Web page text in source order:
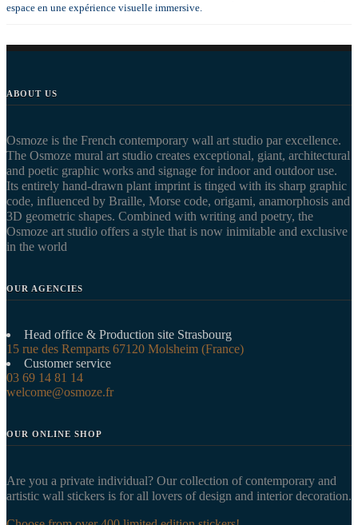
espace en une expérience visuelle immersive.
ABOUT US
Osmoze is the French contemporary wall art studio par excellence.
The Osmoze mural art studio creates exceptional, giant, architectural
and poetic graphic works and signage for indoor and outdoor use.
Its entirely hand-drawn plant imprint is tinged with its sharp graphic
code, influenced by Braille, Morse code, origami, anamorphosis and
3D geometric shapes. Combined with writing and poetry, the
Osmoze art studio offers a style that is now inimitable and exclusive
in the world
OUR AGENCIES
Head office & Production site Strasbourg
15 rue des Remparts 67120 Molsheim (France)
Customer service
03 69 14 81 14
welcome@osmoze.fr
OUR ONLINE SHOP
Are you a private individual? Our collection of contemporary and
artistic wall stickers is for all lovers of design and interior decoration.